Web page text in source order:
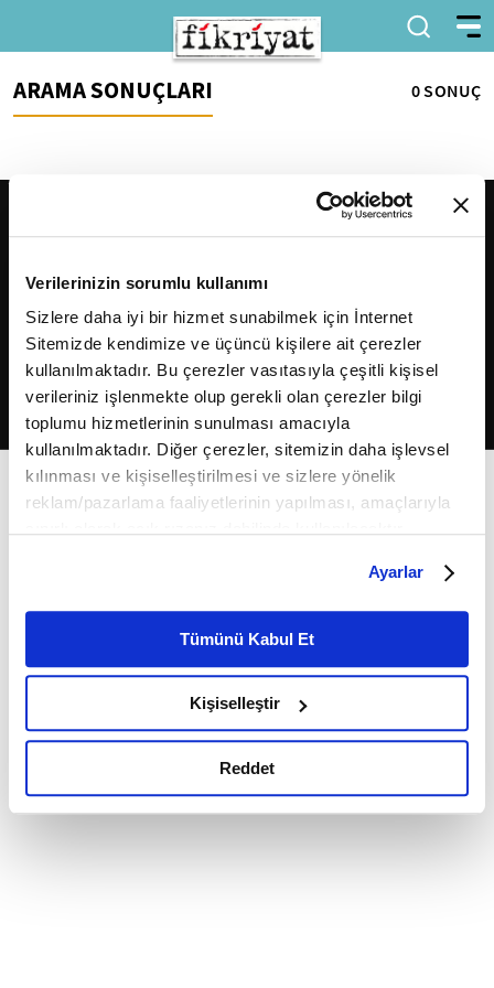
Verilerinizin sorumlu kullanımı
Sizlere daha iyi bir hizmet sunabilmek için İnternet
Sitemizde kendimize ve üçüncü kişilere ait çerezler
kullanılmaktadır. Bu çerezler vasıtasıyla çeşitli kişisel
verileriniz işlenmekte olup gerekli olan çerezler bilgi
toplumu hizmetlerinin sunulması amacıyla
kullanılmaktadır. Diğer çerezler, sitemizin daha işlevsel
kılınması ve kişiselleştirilmesi ve sizlere yönelik
reklam/pazarlama faaliyetlerinin yapılması, amaçlarıyla
belirleyebilirsiniz. Çerezlere ilişkin detaylı bilgi için
Ayarlar butonuna tıklayabilir,Çerez Bilgilendirme
Metnimizi ziyaret edebilirsiniz.
6698 sayılı Kişisel Verilerin Korunması Kanunu uyarınca
okumak ve sitemizi ziyaretiniz kapsamında
gerçekleştirilen veri işleme faaliyetleri ile ilgili daha
detaylı bilgi almak için lütfentıklayınız.
Ayarlar
Tümünü Kabul Et
Kişiselleştir
Reddet
ARAMA SONUÇLARI 0 SONUÇ
2026Fikriyat. Tüm hakları saklıdır.